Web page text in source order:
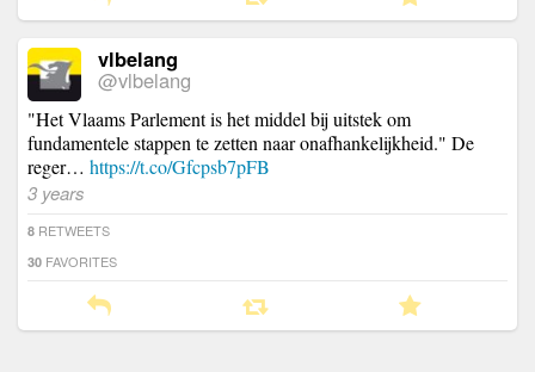
vlbelang
@vlbelang
"Het Vlaams Parlement is het middel bij uitstek om
fundamentele stappen te zetten naar onafhankelijkheid." De
reger… https://t.co/Gfcpsb7pFB
3 years
8 RETWEETS
30 FAVORITES